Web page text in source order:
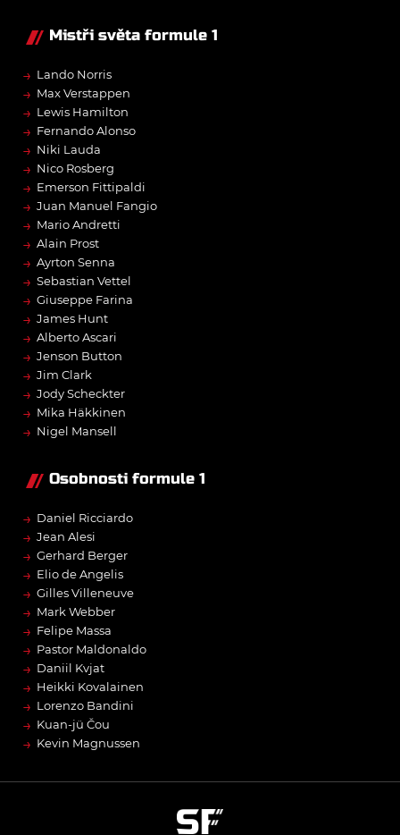
Mistři světa formule 1
→ Lando Norris
→ Max Verstappen
→ Lewis Hamilton
→ Fernando Alonso
→ Niki Lauda
→ Nico Rosberg
→ Emerson Fittipaldi
→ Juan Manuel Fangio
→ Mario Andretti
→ Alain Prost
→ Ayrton Senna
→ Sebastian Vettel
→ Giuseppe Farina
→ James Hunt
→ Alberto Ascari
→ Jenson Button
→ Jim Clark
→ Jody Scheckter
→ Mika Häkkinen
→ Nigel Mansell
Osobnosti formule 1
→ Daniel Ricciardo
→ Jean Alesi
→ Gerhard Berger
→ Elio de Angelis
→ Gilles Villeneuve
→ Mark Webber
→ Felipe Massa
→ Pastor Maldonaldo
→ Daniil Kvjat
→ Heikki Kovalainen
→ Lorenzo Bandini
→ Kuan-jü Čou
→ Kevin Magnussen